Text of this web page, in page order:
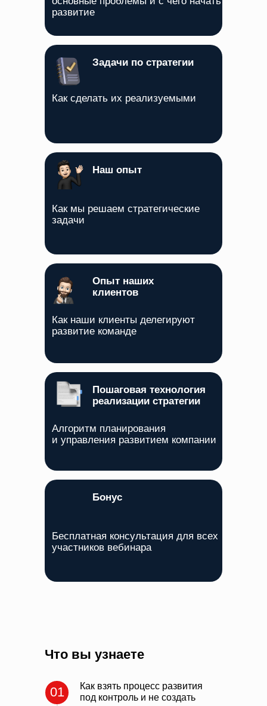
развитие
Как мы решаем стратегические
задачи
Наш опыт
Опыт наших
клиентов
Как наши клиенты делегируют
развитие команде
Алгоритм планирования
и управления развитием компании
Пошаговая технология
реализации стратегии
Как сделать их реализуемыми
Задачи по стратегии
Бесплатная консультация для всех
участников вебинара
Бонус
01
Как взять процесс развития
под контроль и не создать
Что вы узнаете